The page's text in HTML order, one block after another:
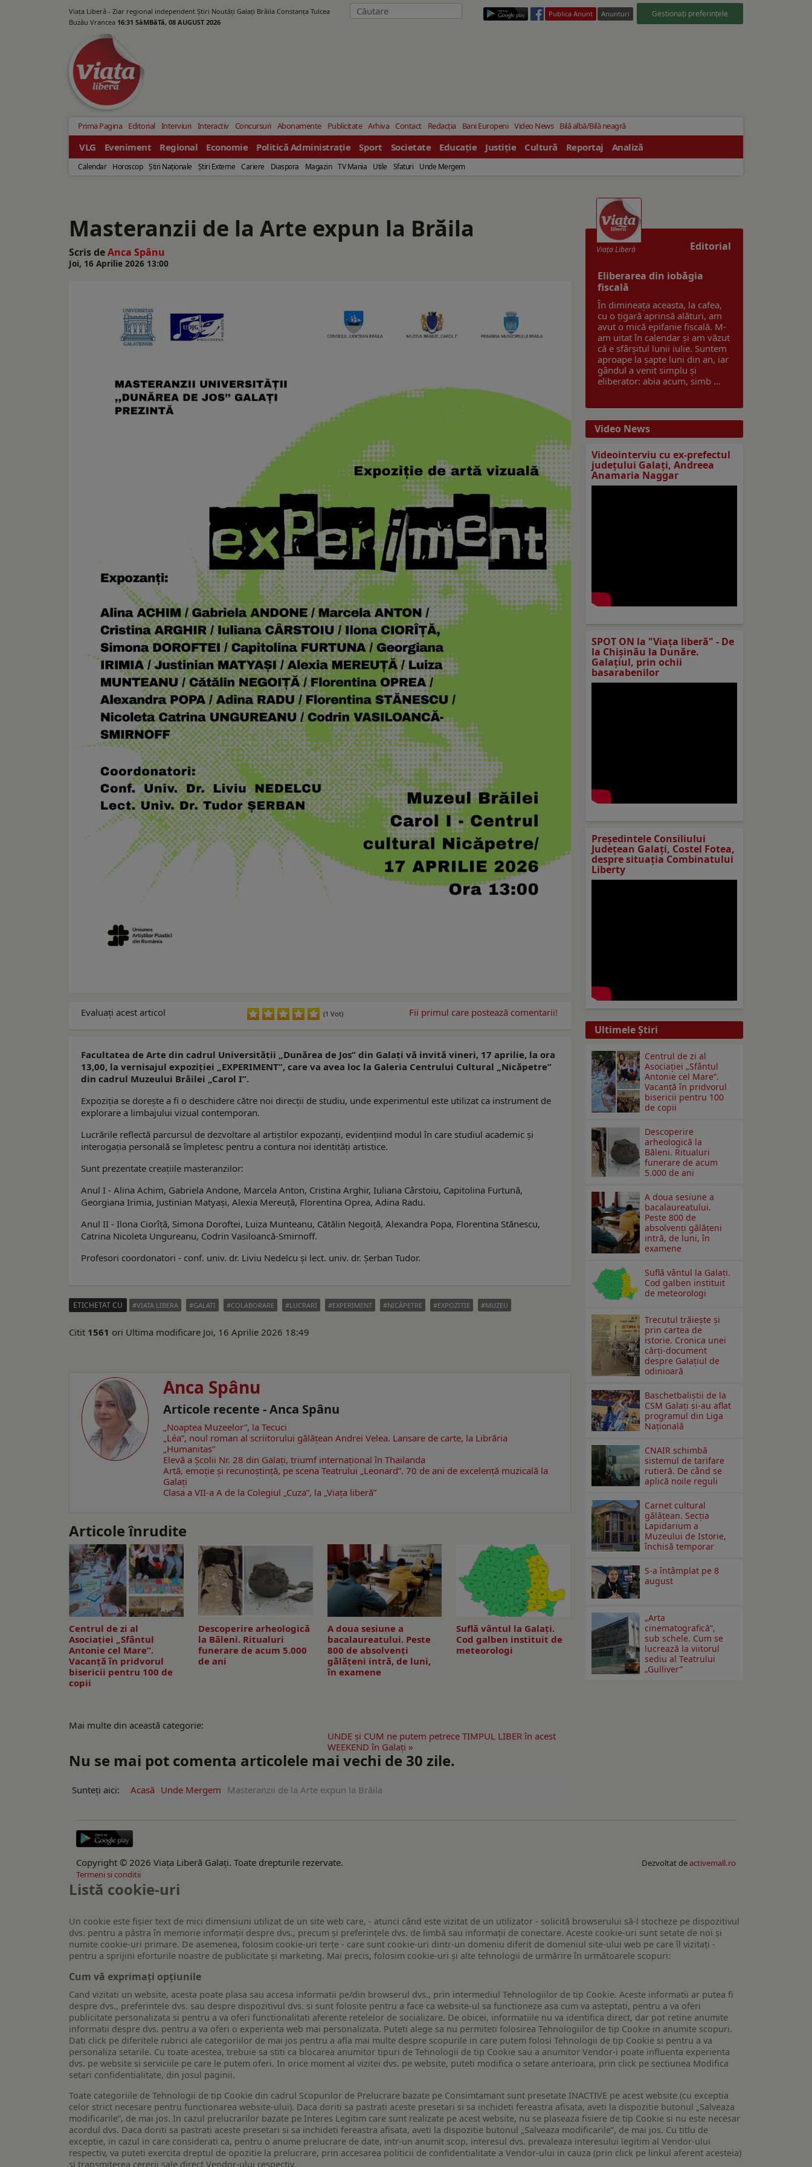
Viața Liberă - Ziar regional independent Știri Noutăți Galaţi Brăila Constanţa Tulcea
Buzău Vrancea 16:31 SâMBăTă, 08 AUGUST 2026
Publica Anunt Anunturi Gestionați preferințele
Prima Pagina Editorial Interviuri Interactiv Concursuri Abonamente Publicitate Arhiva Contact Redacția Bani Europeni Video News Bilă albă/Bilă neagră
VLG Eveniment Regional Economie Politică Administrație Sport Societate Educație Justiție Cultură Reportaj Analiză
Calendar Horoscop Ştiri Naţionale Ştiri Externe Cariere Diaspora Magazin TV Mania Utile Sfaturi Unde Mergem
Masteranzii de la Arte expun la Brăila
Scris deAnca Spânu
Joi, 16 Aprilie 2026 13:00
Evaluaţi acest articol (1 Vot) Fii primul care postează comentarii!
Facultatea de Arte din cadrul Universității „Dunărea de Jos” din Galați vă invită vineri, 17 aprilie, la ora
13,00, la vernisajul expoziției „EXPERIMENT”, care va avea loc la Galeria Centrului Cultural „Nicăpetre”
din cadrul Muzeului Brăilei „Carol I”.
Expoziția se dorește a fi o deschidere către noi direcții de studiu, unde experimentul este utilizat ca instrument de
explorare a limbajului vizual contemporan.
Lucrările reflectă parcursul de dezvoltare al artiștilor expozanți, evidențiind modul în care studiul academic și
interogația personală se împletesc pentru a contura noi identități artistice.
Sunt prezentate creațiile masteranzilor:
Anul I - Alina Achim, Gabriela Andone, Marcela Anton, Cristina Arghir, Iuliana Cârstoiu, Capitolina Furtună,
Georgiana Irimia, Justinian Matyași, Alexia Mereuță, Florentina Oprea, Adina Radu.
Anul II - Ilona Ciorîță, Simona Doroftei, Luiza Munteanu, Cătălin Negoiță, Alexandra Popa, Florentina Stănescu,
Catrina Nicoleta Ungureanu, Codrin Vasiloancă-Smirnoff.
Profesori coordonatori - conf. univ. dr. Liviu Nedelcu și lect. univ. dr. Șerban Tudor.
ETICHETAT CU VIATA LIBERA GALATI COLABORARE LUCRARI EXPERIMENT NICĂPETRE EXPOZITIE MUZEU
Citit 1561 ori Ultima modificare Joi, 16 Aprilie 2026 18:49
Anca Spânu
Articole recente - Anca Spânu
„Noaptea Muzeelor”, la Tecuci
„Léa”, noul roman al scriitorului gălăţean Andrei Velea. Lansare de carte, la Librăria
„Humanitas”
Elevă a Școlii Nr. 28 din Galați, triumf internațional în Thailanda
Artă, emoţie şi recunoştinţă, pe scena Teatrului „Leonard”. 70 de ani de excelență muzicală la
Galaţi
Clasa a VII-a A de la Colegiul „Cuza”, la „Viaţa liberă”
Articole înrudite
Centrul de zi al
Asociației „Sfântul
Antonie cel Mare”.
Vacanță în pridvorul
bisericii pentru 100 de
copii
Descoperire arheologică
la Băleni. Ritualuri
funerare de acum 5.000
de ani
A doua sesiune a
bacalaureatului. Peste
800 de absolvenţi
gălăţeni intră, de luni,
în examene
Suflă vântul la Galaţi.
Cod galben instituit de
meteorologi
Mai multe din această categorie:
UNDE şi CUM ne putem petrece TIMPUL LIBER în acest
WEEKEND în Galaţi »
Nu se mai pot comenta articolele mai vechi de 30 zile.
Sunteți aici: Acasă Unde Mergem Masteranzii de la Arte expun la Brăila
Editorial
Viaţa Liberă
Eliberarea din iobăgia
fiscală
În dimineața aceasta, la cafea,
cu o țigară aprinsă alături, am
avut o mică epifanie fiscală. M-
am uitat în calendar și am văzut
că e sfârșitul lunii iulie. Suntem
aproape la șapte luni din an, iar
gândul a venit simplu și
eliberator: abia acum, simb ...
Video News
Videointerviu cu ex-prefectul
judeţului Galaţi, Andreea
Anamaria Naggar
SPOT ON la "Viaţa liberă" - De
la Chișinău la Dunăre.
Galațiul, prin ochii
basarabenilor
Preşedintele Consiliului
Judeţean Galaţi, Costel Fotea,
despre situaţia Combinatului
Liberty
Ultimele Ştiri
Centrul de zi al
Asociației „Sfântul
Antonie cel Mare”.
Vacanță în pridvorul
bisericii pentru 100
de copii
Descoperire
arheologică la
Băleni. Ritualuri
funerare de acum
5.000 de ani
A doua sesiune a
bacalaureatului.
Peste 800 de
absolvenţi gălăţeni
intră, de luni, în
examene
Suflă vântul la Galaţi.
Cod galben instituit
de meteorologi
Trecutul trăiește și
prin cartea de
istorie. Cronica unei
cărți-document
despre Galațiul de
odinioară
Baschetbaliștii de la
CSM Galați și-au aflat
programul din Liga
Națională
CNAIR schimbă
sistemul de tarifare
rutieră. De când se
aplică noile reguli
Carnet cultural
gălăţean. Secţia
Lapidarium a
Muzeului de Istorie,
închisă temporar
S-a întâmplat pe 8
august
„Arta
cinematografică”,
sub schele. Cum se
lucrează la viitorul
sediu al Teatrului
„Gulliver”
Copyright © 2026 Viaţa Liberă Galaţi. Toate drepturile rezervate. Dezvoltat deactivemall.ro
Termeni si conditii
Listă cookie-uri
Un cookie este fişier text de mici dimensiuni utilizat de un site web care, - atunci când este vizitat de un utilizator - solicită browserului să-l stocheze pe dispozitivul
dvs. pentru a păstra în memorie informații despre dvs., precum și preferințele dvs. de limbă sau informații de conectare. Aceste cookie-uri sunt setate de noi și
numite cookie-uri primare. De asemenea, folosim cookie-uri terțe - care sunt cookie-uri dintr-un domeniu diferit de domeniul site-ului web pe care îl vizitați -
pentru a sprijini eforturile noastre de publicitate și marketing. Mai precis, folosim cookie-uri și alte tehnologii de urmărire în următoarele scopuri:
Cum vă exprimați opțiunile
Cand vizitati un website, acesta poate plasa sau accesa informatii pe/din browserul dvs., prin intermediul Tehnologiilor de tip Cookie. Aceste informatii ar putea fi
despre dvs., preferintele dvs. sau despre dispozitivul dvs. si sunt folosite pentru a face ca website-ul sa functioneze asa cum va asteptati, pentru a va oferi
publicitate personalizata si pentru a va oferi functionalitati aferente retelelor de socializare. De obicei, informatiile nu va identifica direct, dar pot retine anumite
informatii despre dvs. pentru a va oferi o experienta web mai personalizata. Puteti alege sa nu permiteti folosirea Tehnologiilor de tip Cookie in anumite scopuri.
Dati click pe diferitele rubrici ale categoriilor de mai jos pentru a afla mai multe despre scopurile in care putem folosi Tehnologii de tip Cookie si pentru a va
personaliza setarile. Cu toate acestea, trebuie sa stiti ca blocarea anumitor tipuri de Tehnologii de tip Cookie sau a anumitor Vendor-i poate influenta experienta
dvs. pe website si serviciile pe care le putem oferi. In orice moment al vizitei dvs. pe website, puteti modifica o setare anterioara, prin click pe sectiunea Modifica
setari confidentialitate, din josul paginii.
Toate categoriile de Tehnologii de tip Cookie din cadrul Scopurilor de Prelucrare bazate pe Consimtamant sunt presetate INACTIVE pe acest website (cu exceptia
celor strict necesare pentru functionarea website-ului). Daca doriti sa pastrati aceste presetari si sa inchideti fereastra afisata, aveti la dispozitie butonul „Salveaza
modificarile”, de mai jos. In cazul prelucrarilor bazate pe Interes Legitim care sunt realizate pe acest website, nu se plaseaza fisiere de tip Cookie si nu este necesar
acordul dvs. Daca doriti sa pastrati aceste presetari si sa inchideti fereastra afisata, aveti la dispozitie butonul „Salveaza modificarile”, de mai jos. Cu titlu de
exceptie, in cazul in care considerati ca, pentru o anume prelucrare de date, intr-un anumit scop, interesul dvs. prevaleaza interesului legitim al Vendor-ului
respectiv, va puteti exercita dreptul de opozitie la prelucrare, prin accesarea politicii de confidentialitate a Vendor-ului in cauza (prin click pe linkul aferent acesteia)
si transmiterea cererii sale direct Vendor-ului respectiv.